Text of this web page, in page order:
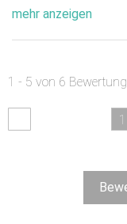
Wir haben
Umgebung
Entfernungen:
30 km nördlich von
mehr anzeigen
1 - 5 von 6
1